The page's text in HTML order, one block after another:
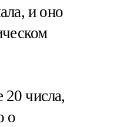
и оно
числа,
о